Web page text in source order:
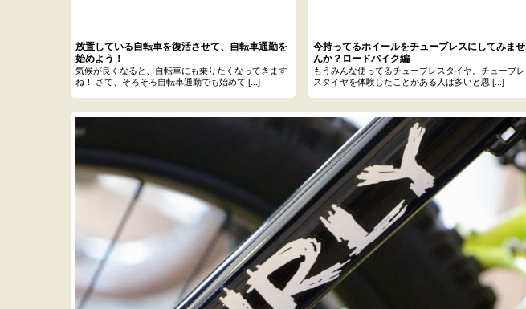
放置している自転車を復活させて、自転車通勤を
始めよう！
気候が良くなると、自転車にも乗りたくなってきます
ね！ さて、そろそろ自転車通勤でも始めて [...]
今持ってるホイールをチューブレスにしてみませ
んか？ロードバイク編
もうみんな使ってるチューブレスタイヤ。チューブレ
スタイヤを体験したことがある人は多いと思 [...]